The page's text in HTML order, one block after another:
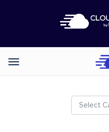
Categories
Select